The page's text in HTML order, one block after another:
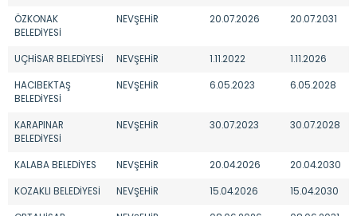
ÖZKONAK
BELEDİYESİ
NEVŞEHİR 20.07.2026 20.07.2031
UÇHİSAR BELEDİYESİ NEVŞEHİR 1.11.2022 1.11.2026
HACIBEKTAŞ
BELEDİYESİ
NEVŞEHİR 6.05.2023 6.05.2028
KARAPINAR
BELEDİYESİ
NEVŞEHİR 30.07.2023 30.07.2028
KALABA BELEDİYES NEVŞEHİR 20.04.2026 20.04.2030
KOZAKLI BELEDİYESİ NEVŞEHİR 15.04.2026 15.04.2030